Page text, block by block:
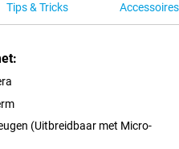
Tips & Tricks Accessoires
(Uitbreidbaar met Micro-